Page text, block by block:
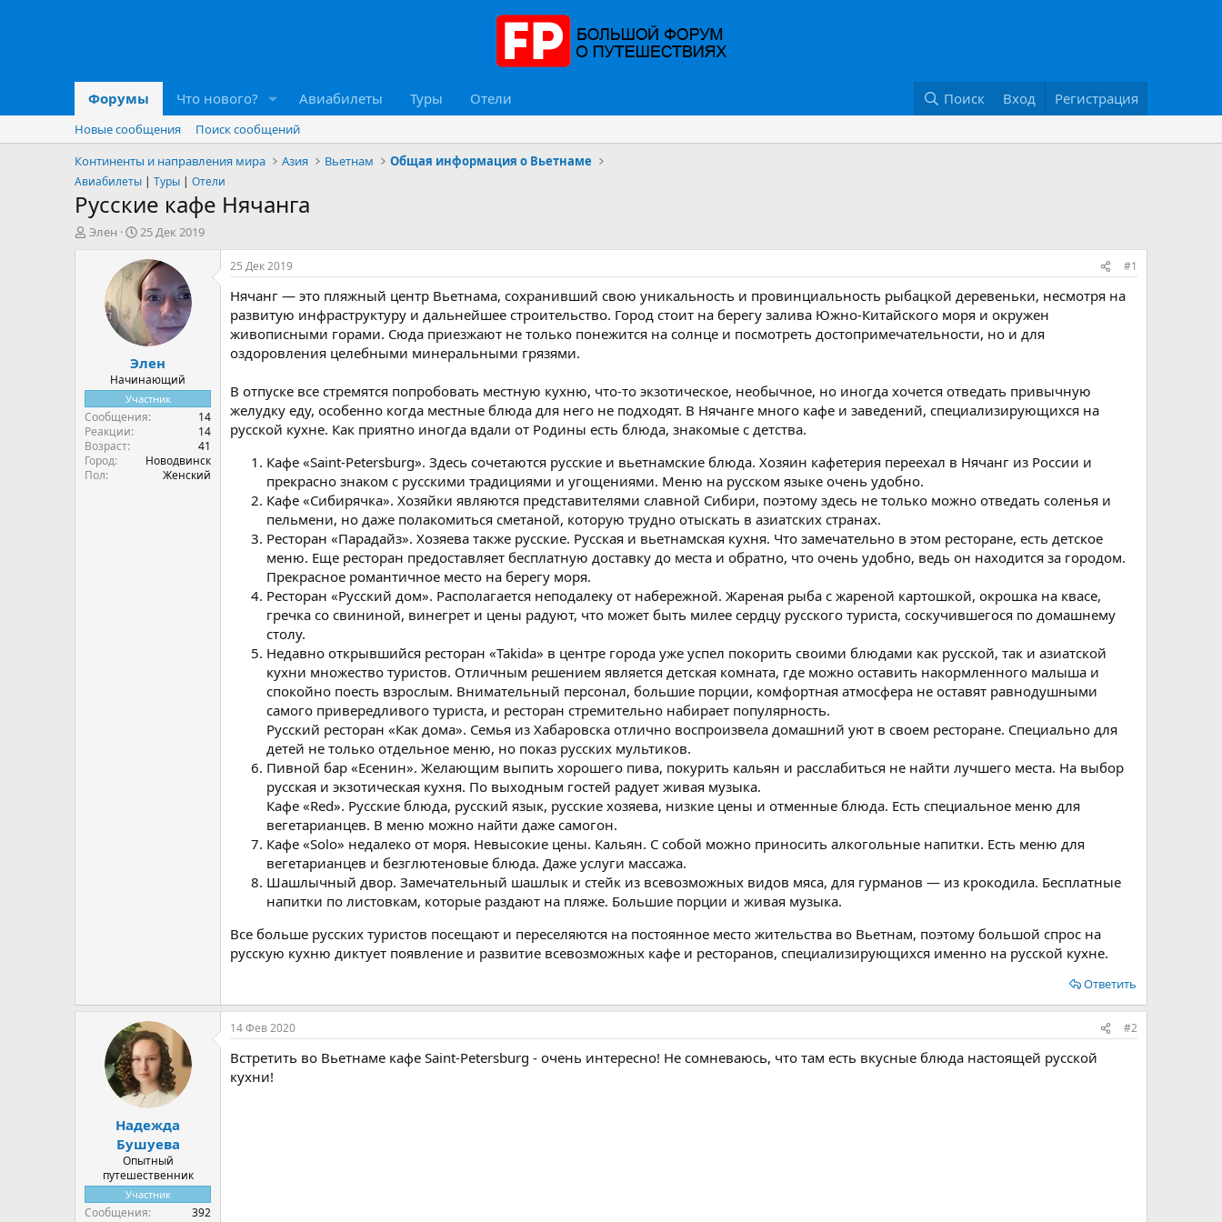
Форумы Что нового? Авиабилеты Туры Отели Поиск Вход Регистрация
Новые сообщения
Поиск сообщений
Континенты и направления мира
Азия Вьетнам Общая информация о Вьетнаме
Авиабилеты | Туры | Отели
Русские кафе Нячанга
А
Элен
Д
т
а
н
а
ч
а
л
а
25 Дек 2019
Элен
Начинающий
Участник
Сообщения
14
Реакции
14
Возраст
41
Город
Новодвинск
Пол
Женский
25 Дек 2019 #1
Нячанг — это пляжный центр Вьетнама, сохранивший свою уникальность и провинциальность рыбацкой деревеньки, несмотря на
развитую инфраструктуру и дальнейшее строительство. Город стоит на берегу залива Южно-Китайского моря и окружен
живописными горами. Сюда приезжают не только понежится на солнце и посмотреть достопримечательности, но и для
оздоровления целебными минеральными грязями.
В отпуске все стремятся попробовать местную кухню, что-то экзотическое, необычное, но иногда хочется отведать привычную
желудку еду, особенно когда местные блюда для него не подходят. В Нячанге много кафе и заведений, специализирующихся на
русской кухне. Как приятно иногда вдали от Родины есть блюда, знакомые с детства.
Кафе «Saint-Petersburg». Здесь сочетаются русские и вьетнамские блюда. Хозяин кафетерия переехал в Нячанг из России и
прекрасно знаком с русскими традициями и угощениями. Меню на русском языке очень удобно.
Кафе «Сибирячка». Хозяйки являются представителями славной Сибири, поэтому здесь не только можно отведать соленья и
пельмени, но даже полакомиться сметаной, которую трудно отыскать в азиатских странах.
Ресторан «Парадайз». Хозяева также русские. Русская и вьетнамская кухня. Что замечательно в этом ресторане, есть детское
меню. Еще ресторан предоставляет бесплатную доставку до места и обратно, что очень удобно, ведь он находится за городом.
Прекрасное романтичное место на берегу моря.
Ресторан «Русский дом». Располагается неподалеку от набережной. Жареная рыба с жареной картошкой, окрошка на квасе,
гречка со свининой, винегрет и цены радуют, что может быть милее сердцу русского туриста, соскучившегося по домашнему
столу.
Недавно открывшийся ресторан «Takida» в центре города уже успел покорить своими блюдами как русской, так и азиатской
кухни множество туристов. Отличным решением является детская комната, где можно оставить накормленного малыша и
спокойно поесть взрослым. Внимательный персонал, большие порции, комфортная атмосфера не оставят равнодушными
самого привередливого туриста, и ресторан стремительно набирает популярность.
Русский ресторан «Как дома». Семья из Хабаровска отлично воспроизвела домашний уют в своем ресторане. Специально для
детей не только отдельное меню, но показ русских мультиков.
Пивной бар «Есенин». Желающим выпить хорошего пива, покурить кальян и расслабиться не найти лучшего места. На выбор
русская и экзотическая кухня. По выходным гостей радует живая музыка.
Кафе «Red». Русские блюда, русский язык, русские хозяева, низкие цены и отменные блюда. Есть специальное меню для
вегетарианцев. В меню можно найти даже самогон.
Кафе «Solo» недалеко от моря. Невысокие цены. Кальян. С собой можно приносить алкогольные напитки. Есть меню для
вегетарианцев и безглютеновые блюда. Даже услуги массажа.
Шашлычный двор. Замечательный шашлык и стейк из всевозможных видов мяса, для гурманов — из крокодила. Бесплатные
напитки по листовкам, которые раздают на пляже. Большие порции и живая музыка.
Все больше русских туристов посещают и переселяются на постоянное место жительства во Вьетнам, поэтому большой спрос на
русскую кухню диктует появление и развитие всевозможных кафе и ресторанов, специализирующихся именно на русской кухне.
Ответить
Надежда
Бушуева
Опытный
путешественник
Участник
Сообщения
392
14 Фев 2020 #2
Встретить во Вьетнаме кафе Saint-Petersburg - очень интересно! Не сомневаюсь, что там есть вкусные блюда настоящей русской
кухни!